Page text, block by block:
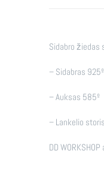
Sidabro žiedas
– Sidabras 925º
– Auksas 585º
– Lankelio
DD